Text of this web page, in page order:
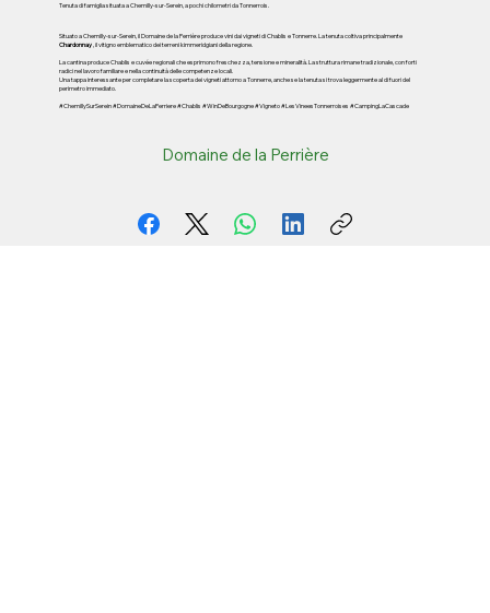
Tenuta di famiglia situata a Chemilly-sur-Serein, a pochi chilometri da Tonnerrois.
Situato a Chemilly-sur-Serein, il Domaine de la Perrière produce vini dai vigneti di Chablis e Tonnerre. La tenuta coltiva principalmente
Chardonnay , il vitigno emblematico dei terreni kimmeridgiani della regione.
La cantina produce Chablis e cuvée regionali che esprimono freschezza, tensione e mineralità. La struttura rimane tradizionale, con forti
radici nel lavoro familiare e nella continuità delle competenze locali.
Una tappa interessante per completare la scoperta dei vigneti attorno a Tonnerre, anche se la tenuta si trova leggermente al di fuori del
perimetro immediato.
#ChemillySurSerein #DomaineDeLaPerriere #Chablis #WinDeBourgogne #Vigneto #LesVineesTonnerroises #CampingLaCascade
Domaine de la Perrière